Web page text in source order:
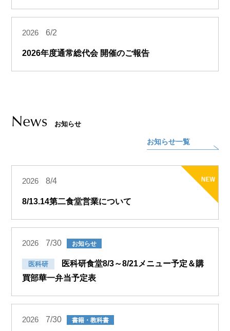
2026 6/2
2026年度通常総代会 開催のご報告
News お知らせ
お知らせ一覧
2026 8/4
8/13.14第二食堂営業について
2026 7/30 お知らせ
医科研
医科研食堂8/3～8/21メニュー予定＆購
買部華一弁当予定表
2026 7/30 書籍・教科書